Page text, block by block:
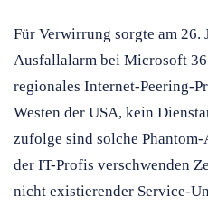
Für Verwirrung sorgte am 26.
Ausfallalarm bei Microsoft
regionales Internet-Peering-
Westen der USA, kein
zufolge sind solche
der IT-Profis verschwenden
nicht existierender Service-